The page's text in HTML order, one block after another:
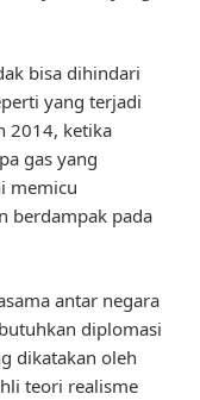
bisa dihindari
yang terjadi
2014, ketika
gas yang
memicu
berdampak pada
antar negara
diplomasi
dikatakan oleh
teori realisme